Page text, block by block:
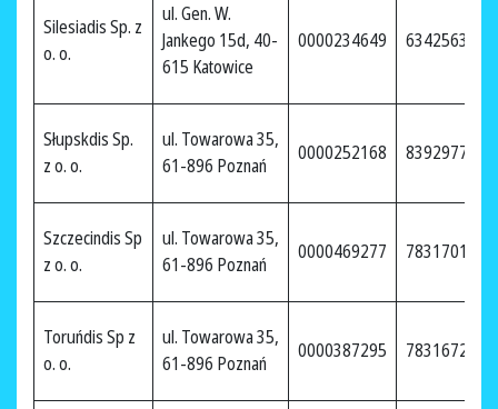
Silesiadis Sp. z
o. o.
ul. Gen. W.
Jankego 15d, 40-
615 Katowice
0000234649 6342563353
Słupskdis Sp.
z o. o.
ul. Towarowa 35,
61-896 Poznań
0000252168 8392977069
Szczecindis Sp
z o. o.
ul. Towarowa 35,
61-896 Poznań
0000469277 7831701826
Toruńdis Sp z
o. o.
ul. Towarowa 35,
61-896 Poznań
0000387295 7831672881